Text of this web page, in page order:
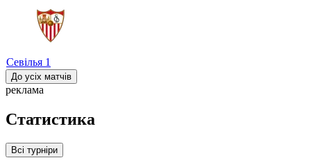
Севілья 1
До усіх матчів
реклама
Статистика
Всі турніри